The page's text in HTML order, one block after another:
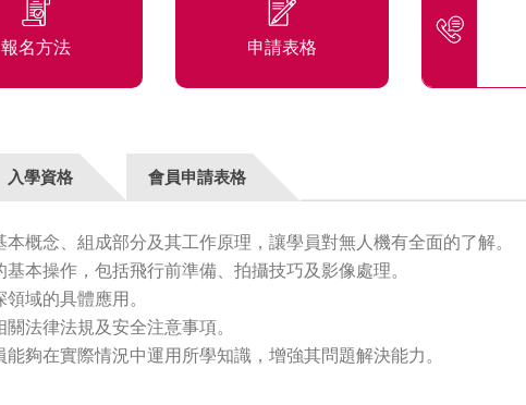
報名方法 申請表格
入學資格 會員申請表格
概念、組成部分及其工作原理，讓學員對無人機有全面的了解。
本操作，包括飛行前準備、拍攝技巧及影像處理。
域的具體應用。
法律法規及安全注意事項。
夠在實際情況中運用所學知識，增強其問題解決能力。